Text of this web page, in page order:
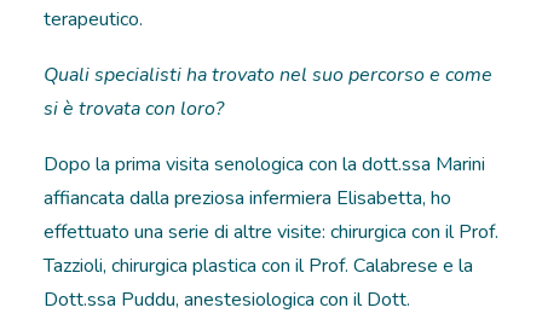
terapeutico.
Quali specialisti ha trovato nel suo percorso e come
si è trovata con loro?
Dopo la prima visita senologica con la dott.ssa Marini
affiancata dalla preziosa infermiera Elisabetta, ho
effettuato una serie di altre visite: chirurgica con il Prof.
Tazzioli, chirurgica plastica con il Prof. Calabrese e la
Dott.ssa Puddu, anestesiologica con il Dott.